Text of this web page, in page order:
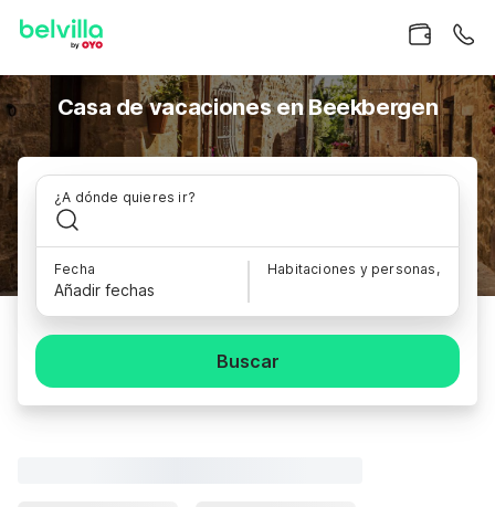
Casa de vacaciones en Beekbergen
¿A dónde quieres ir?
Fecha
Añadir fechas
Habitaciones y personas,
Buscar